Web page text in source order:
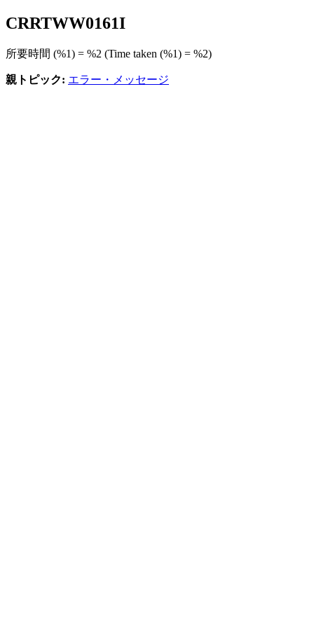
CRRTWW0161I
所要時間 (%1) = %2 (Time taken (%1) = %2)
親トピック: エラー・メッセージ